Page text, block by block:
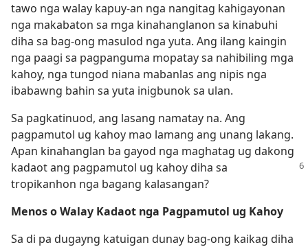
tawo nga walay kapuy-an nga nangitag kahigayonan
nga makabaton sa mga kinahanglanon sa kinabuhi
diha sa bag-ong masulod nga yuta. Ang ilang kaingin
nga paagi sa pagpanguma mopatay sa nahibiling mga
kahoy, nga tungod niana mabanlas ang nipis nga
ibabawng bahin sa yuta inigbunok sa ulan.
Sa pagkatinuod, ang lasang namatay na. Ang
pagpamutol ug kahoy mao lamang ang unang lakang.
Apan kinahanglan ba gayod nga maghatag ug dakong
kadaotang pagpamutol ug kahoy diha sa
tropikanhon nga bagang kalasangan?
Menos o Walay Kadaot nga Pagpamutol ug Kahoy
Sa di pa dugayng katuigan dunay bag-ong kaikag diha